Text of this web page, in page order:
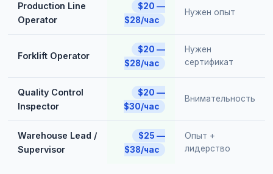
Production Line
Operator
$20 —
$28/час
Нужен опыт
Forklift Operator
$20 —
$28/час
Нужен
сертификат
Quality Control
Inspector
$20 —
$30/час
Внимательность
Warehouse Lead /
Supervisor
$25 —
$38/час
Опыт +
лидерство